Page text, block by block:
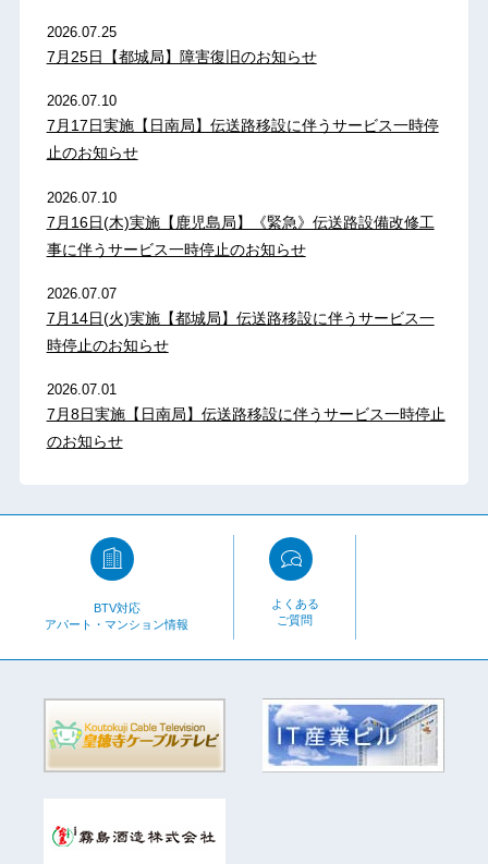
2026.07.25
7月25日【都城局】障害復旧のお知らせ
2026.07.10
7月17日実施【日南局】伝送路移設に伴うサービス一時停
止のお知らせ
2026.07.10
7月16日(木)実施【鹿児島局】《緊急》伝送路設備改修工
事に伴うサービス一時停止のお知らせ
2026.07.07
7月14日(火)実施【都城局】伝送路移設に伴うサービス一
時停止のお知らせ
2026.07.01
7月8日実施【日南局】伝送路移設に伴うサービス一時停止
のお知らせ
BTV対応
アパート・マンション情報
よくある
ご質問